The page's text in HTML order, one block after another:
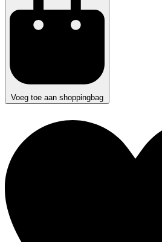
Voeg toe aan shoppingbag